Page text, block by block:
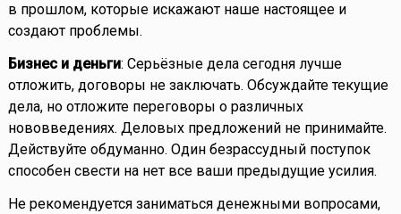
в прошлом, которые искажают наше настоящее и
создают проблемы.
Бизнес и деньги: Серьёзные дела сегодня лучше
отложить, договоры не заключать. Обсуждайте текущие
дела, но отложите переговоры о различных
нововведениях. Деловых предложений не принимайте.
Действуйте обдуманно. Один безрассудный поступок
способен свести на нет все ваши предыдущие усилия.
Не рекомендуется заниматься денежными вопросами,